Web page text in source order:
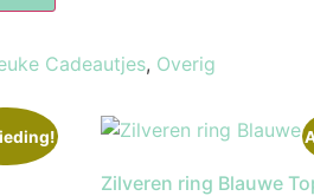
Cadeautjes, Overig
Zilveren ring Blauwe